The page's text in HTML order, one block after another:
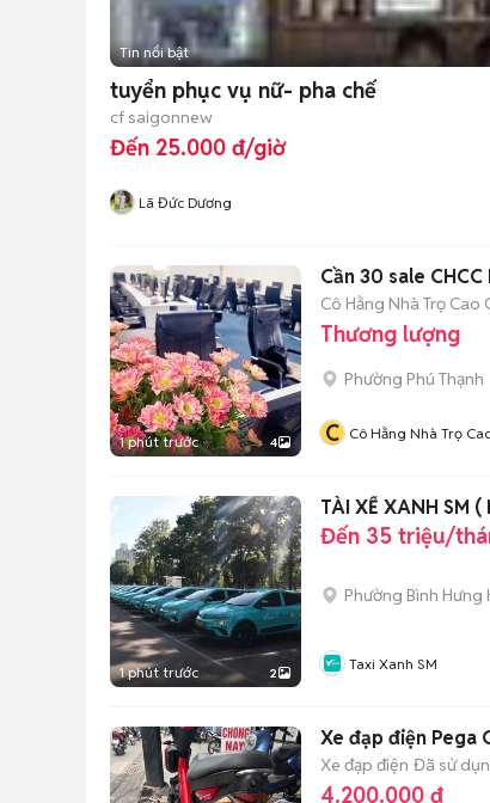
Tin nổi bật
tuyển phục vụ nữ- pha chế
cf saigonnew
Đến 25.000 đ/giờ
Lã Đức Dương
1 phút trước 4
Cần 30
Cô Hằng Nhà Trọ Cao
Thương lượng
Phường Phú Thạnh
C Cô Hằng Nhà Trọ
1 phút trước 2
TÀI XẾ XANH SM
Đến 35 triệu/
Phường Bình Hưng
Taxi Xanh SM
Xe đạp điện Pega
Xe đạp điện Đã sử
4.200.000 đ